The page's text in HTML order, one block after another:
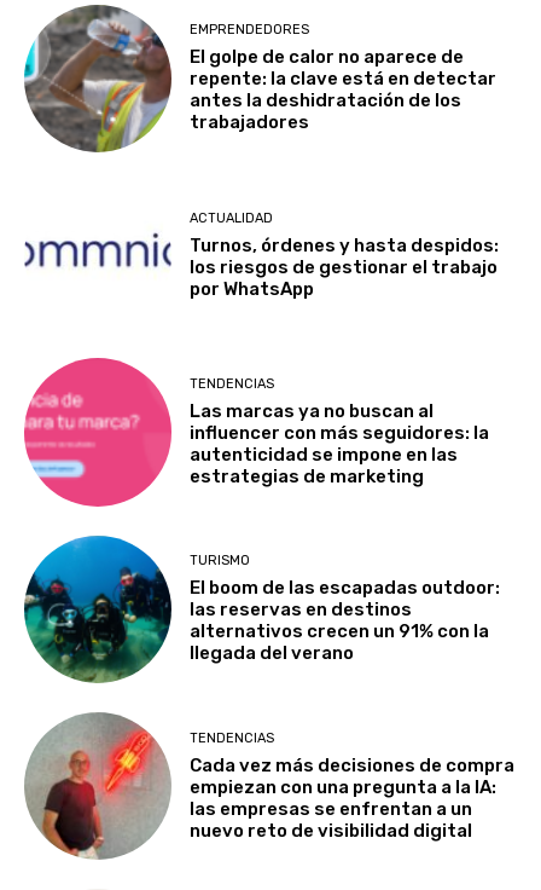
EMPRENDEDORES
El golpe de calor no aparece de
repente: la clave está en detectar
antes la deshidratación de los
trabajadores
ACTUALIDAD
Turnos, órdenes y hasta despidos:
los riesgos de gestionar el trabajo
por WhatsApp
TENDENCIAS
Las marcas ya no buscan al
influencer con más seguidores: la
autenticidad se impone en las
estrategias de marketing
TURISMO
El boom de las escapadas outdoor:
las reservas en destinos
alternativos crecen un 91% con la
llegada del verano
TENDENCIAS
Cada vez más decisiones de compra
empiezan con una pregunta a la IA:
las empresas se enfrentan a un
nuevo reto de visibilidad digital